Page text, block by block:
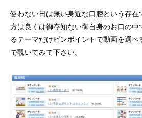
使わない日は無い身近な口腔という存
方は良くは御存知ない御自身のお口の中
るテーマだけピンポイントで動画を選
で覗いてみて下さい。